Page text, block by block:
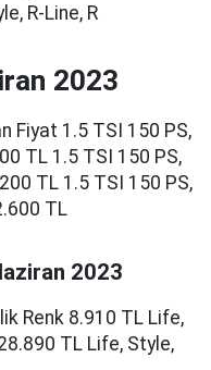
R-Line, R
2023
Fiyat 1.5 TSI 150 PS,
TL 1.5 TSI 150 PS,
TL 1.5 TSI 150 PS,
TL
2023
Renk 8.910 TL Life,
TL Life, Style,